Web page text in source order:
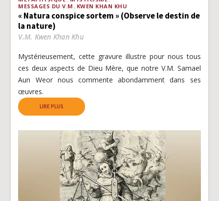
MESSAGES DU V.M. KWEN KHAN KHU
« Natura conspice sortem » (Observe le destin de
la nature)
V.M. Kwen Khan Khu
Mystérieusement, cette gravure illustre pour nous tous
ces deux aspects de Dieu Mère, que notre V.M. Samael
Aun Weor nous commente abondamment dans ses
œuvres.
LIRE PLUS